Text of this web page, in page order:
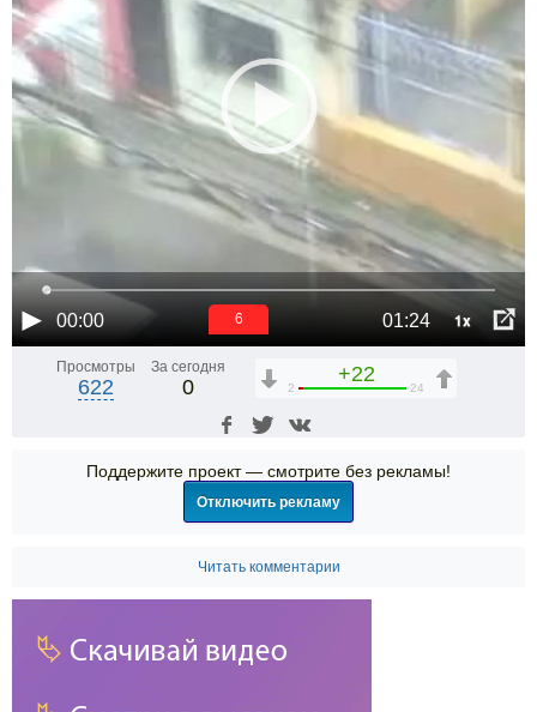
00:00 01:24 1x
6
Просмотры
622
За сегодня
0
+22
2 24
Поддержите проект — смотрите без рекламы!
Отключить рекламу
Читать комментарии